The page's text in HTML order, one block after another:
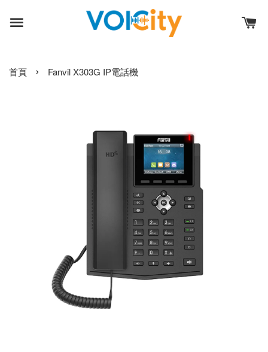
首頁 › Fanvil X303G IP電話機